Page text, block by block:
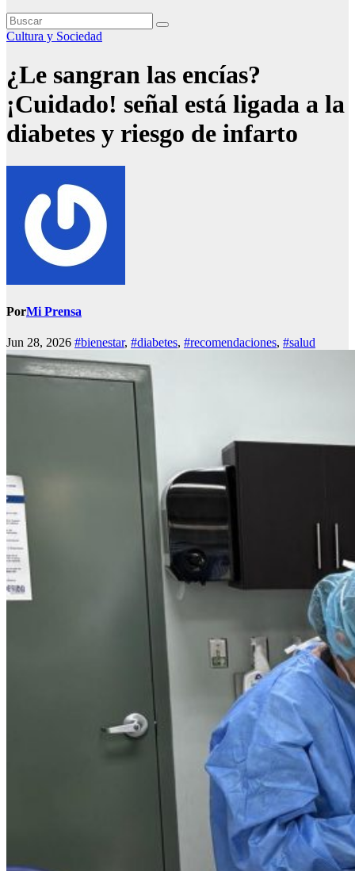
Cultura y Sociedad
¿Le sangran las encías?
¡Cuidado! señal está ligada a la
diabetes y riesgo de infarto
PorMi Prensa
Jun 28, 2026 #bienestar, #diabetes, #recomendaciones, #salud